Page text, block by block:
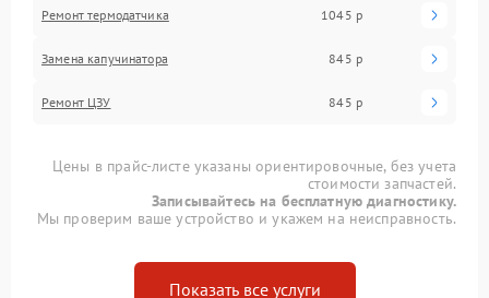
Ремонт термодатчика 1045 р
Замена капучинатора 845 р
Ремонт ЦЗУ 845 р
Цены в прайс-листе указаны ориентировочные, без учета
стоимости запчастей.
Записывайтесь на бесплатную диагностику.
Мы проверим ваше устройство и укажем на неисправность.
Показать все услуги